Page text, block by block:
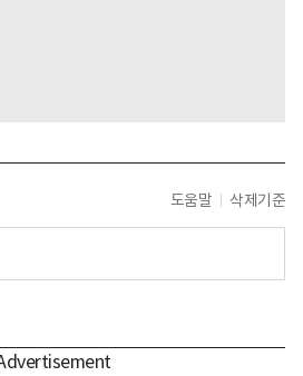
도움말 삭제기준